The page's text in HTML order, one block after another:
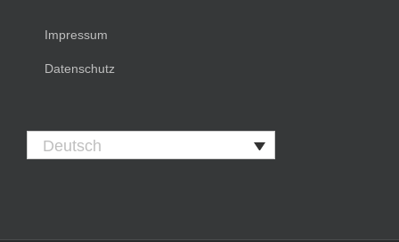
Impressum
Datenschutz
Deutsch